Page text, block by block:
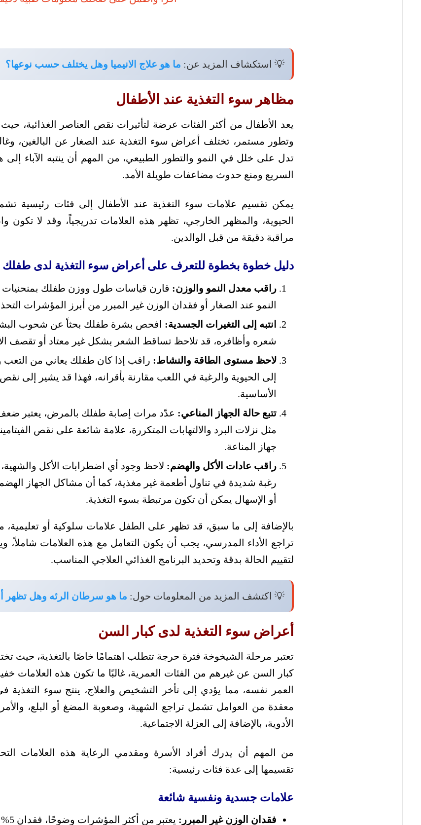
💡 استكشاف المزيد عن: ما هو علاج الانيميا وهل يختلف حسب نوعها؟
مظاهر سوء التغذية عند الأطفال
يعد الأطفال من أكثر الفئات عرضة لتأثيرات نقص العناصر الغذائية،
وتطور مستمر، تختلف أعراض سوء التغذية عند الصغار عن البالغين،
تدل على خلل في النمو والتطور الطبيعي، من المهم أن ينتبه الآباء إلى
السريع ومنع حدوث مضاعفات طويلة الأمد.
يمكن تقسيم علامات سوء التغذية عند الأطفال إلى فئات رئيسية
الحيوية، والمظهر الخارجي، تظهر هذه العلامات تدريجياً، وقد لا تكون
مراقبة دقيقة من قبل الوالدين.
دليل خطوة بخطوة للتعرف على أعراض سوء التغذية لدى طفلك
راقب معدل النمو والوزن: قارن قياسات طول ووزن طفلك بمنحنيات
النمو عند الصغار أو فقدان الوزن غير المبرر من أبرز المؤشرات
انتبه إلى التغيرات الجسدية: افحص بشرة طفلك بحثاً عن شحوب
شعره وأظافره، قد تلاحظ تساقط الشعر بشكل غير معتاد أو تقصف
لاحظ مستوى الطاقة والنشاط: راقب إذا كان طفلك يعاني من التعب
إلى الحيوية والرغبة في اللعب مقارنة بأقرانه، فهذا قد يشير إلى نقص
الأساسية.
تتبع حالة الجهاز المناعي: عدّد مرات إصابة طفلك بالمرض، يعتبر ضعف
مثل نزلات البرد والالتهابات المتكررة، علامة شائعة على نقص
جهاز المناعة.
راقب عادات الأكل والهضم: لاحظ وجود أي اضطرابات الأكل
رغبة شديدة في تناول أطعمة غير مغذية، كما أن مشاكل الجهاز
أو الإسهال يمكن أن تكون مرتبطة بسوء التغذية.
بالإضافة إلى ما سبق، قد تظهر على الطفل علامات سلوكية أو تعليمية،
تراجع الأداء المدرسي، يجب أن يكون التعامل مع هذه العلامات
لتقييم الحالة بدقة وتحديد البرنامج الغذائي العلاجي المناسب.
💡 اكتشف المزيد من المعلومات حول: ما هو سرطان الرئه وهل تظهر
أعراض سوء التغذية لدى كبار السن
تعتبر مرحلة الشيخوخة فترة حرجة تتطلب اهتمامًا خاصًا بالتغذية، حيث
كبار السن عن غيرهم من الفئات العمرية، غالبًا ما تكون هذه العلامات
العمر نفسه، مما يؤدي إلى تأخر التشخيص والعلاج، ينتج سوء
معقدة من العوامل تشمل تراجع الشهية، وصعوبة المضغ أو البلع،
الأدوية، بالإضافة إلى العزلة الاجتماعية.
من المهم أن يدرك أفراد الأسرة ومقدمي الرعاية هذه العلامات
تقسيمها إلى عدة فئات رئيسية:
علامات جسدية ونفسية شائعة
فقدان الوزن غير المبرر: